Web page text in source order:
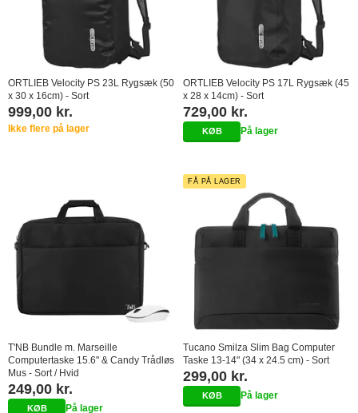
ORTLIEB Velocity PS 23L Rygsæk (50
x 30 x 16cm) - Sort
999,00 kr.
Ikke flere på lager
ORTLIEB Velocity PS 17L Rygsæk (45
x 28 x 14cm) - Sort
729,00 kr.
På lager
T'NB Bundle m. Marseille
Computertaske 15.6" & Candy Trådløs
Mus - Sort / Hvid
249,00 kr.
På lager
FÅ PÅ LAGER
Tucano Smilza Slim Bag Computer
Taske 13-14" (34 x 24.5 cm) - Sort
299,00 kr.
På lager